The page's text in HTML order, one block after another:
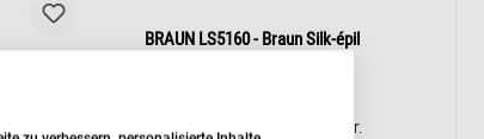
BRAUN LS5160 - Braun Silk-épil
Damenrasierer für Nassrasur.